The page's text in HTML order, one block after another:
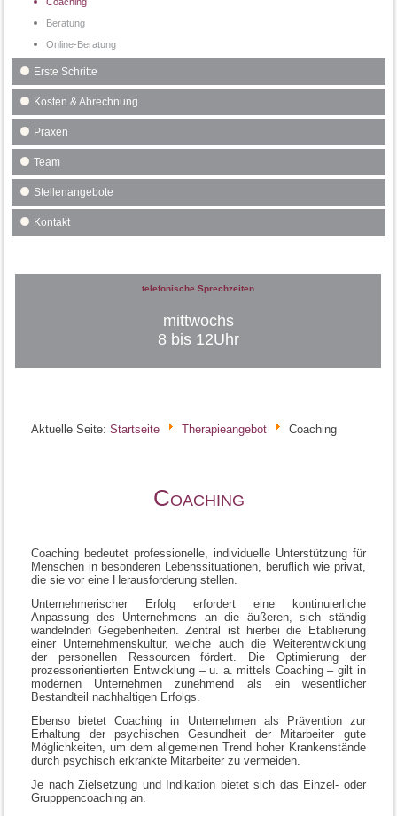
Beratung
Online-Beratung
Erste Schritte
Kosten & Abrechnung
Praxen
Team
Stellenangebote
Kontakt
telefonische Sprechzeiten
mittwochs
8 bis 12Uhr
Aktuelle Seite:Startseite Therapieangebot Coaching
Coaching
Coaching bedeutet professionelle, individuelle Unterstützung für
Menschen in besonderen Lebenssituationen, beruflich wie privat,
die sie vor eine Herausforderung stellen.
Unternehmerischer Erfolg erfordert eine kontinuierliche
Anpassung des Unternehmens an die äußeren, sich ständig
wandelnden Gegebenheiten. Zentral ist hierbei die Etablierung
einer Unternehmenskultur, welche auch die Weiterentwicklung
der personellen Ressourcen fördert. Die Optimierung der
prozessorientierten Entwicklung – u. a. mittels Coaching – gilt in
modernen Unternehmen zunehmend als ein wesentlicher
Bestandteil nachhaltigen Erfolgs.
Ebenso bietet Coaching in Unternehmen als Prävention zur
Erhaltung der psychischen Gesundheit der Mitarbeiter gute
Möglichkeiten, um dem allgemeinen Trend hoher Krankenstände
durch psychisch erkrankte Mitarbeiter zu vermeiden.
Je nach Zielsetzung und Indikation bietet sich das Einzel- oder
Grupppencoaching an.